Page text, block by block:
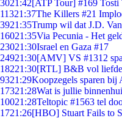
3021:42[ATP Tour] #169
11321:37The Killers #21
3921:35Trump wil dat J.D.
16021:35Via Pecunia - Het
23021:30Israel en Gaza #17
24921:30[AMV] VS #1312
18221:30[RTL] B&B vol liefde
9321:29Koopzegels sparen bij
17321:28Wat is jullie
10021:28Teltopic #1563 tel
1721:26[HBO] Stuart Fails to